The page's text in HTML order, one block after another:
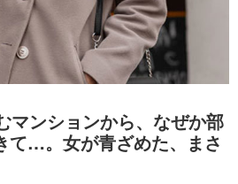
マンションから、なぜか部
て…。女が青ざめた、まさ